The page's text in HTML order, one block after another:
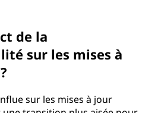
de la
sur les mises à
sur les mises à jour